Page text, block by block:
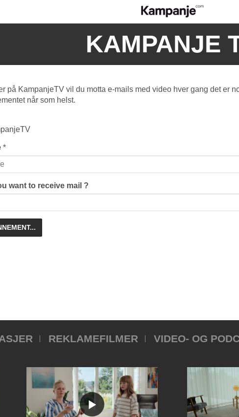
KAMPANJE
på KampanjeTV vil du motta e-mails med video hver gang det er
når som helst.
*
want to receive mail ?
REKLAMEFILMER VIDEO- OG